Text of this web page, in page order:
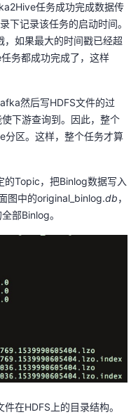
任务成功完成数据传
下记录该任务的启动时间。
如果最大的时间戳已经超
务都成功完成了，这样
然后写HDFS文件的过
下游查询到。因此，整个
区。这样，整个任务才算
Topic，把Binlog数据写入
图中的original_binlog.db，
部Binlog。
在HDFS上的目录结构。